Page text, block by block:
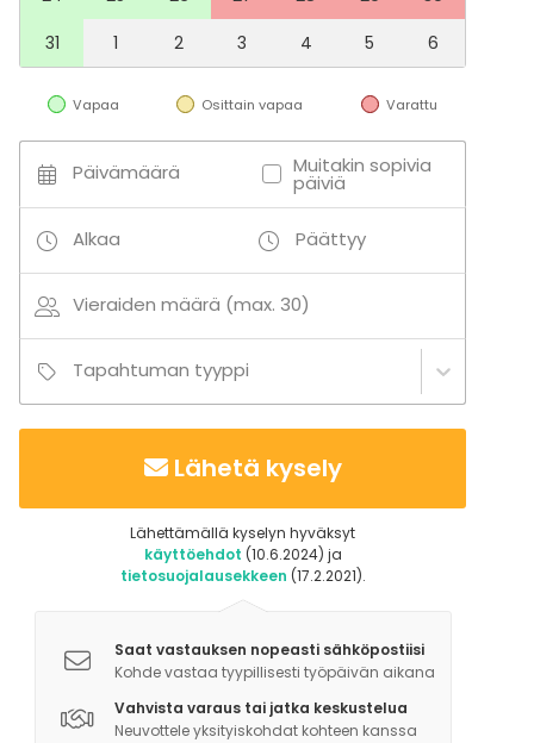
Kokous
Seminaari / konferenssi
Virkistystilaisuus
Mökkireissu / retriitti
Elämys / aktiviteetti
Pikkujoulut
Tilatyypit
Kokoushuone
Kabinetti
Aktiviteetit
Ulkoilu
Uinti
Lisätietoa palveluista ja puitteista
Saunan vuokraaminen tilan yhteyteen mahdollista
katso alta muita tiloja mitä paikastamme voi
Löytyy myös majoitusmahdollisuus noin 50 henkilölle
2-5 hengen huoneista.
31
1 2 3 4 5 6
Vapaa Osittain vapaa Varattu
Päivämäärä Muitakin sopivia
päiviä
Alkaa Päättyy
Vieraiden määrä (max. 30)
Tapahtuman tyyppi
Lähetä kysely
Lähettämällä kyselyn hyväksyt
käyttöehdot (10.6.2024) ja
tietosuojalausekkeen (17.2.2021).
Saat vastauksen nopeasti sähköpostiisi
Kohde vastaa tyypillisesti työpäivän aikana
Vahvista varaus tai jatka keskustelua
Neuvottele yksityiskohdat kohteen kanssa